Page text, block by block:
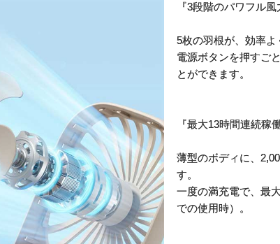
『3段階のパワフル風
5枚の羽根が、効率よ
電源ボタンを押すご
とができます。
『最大13時間連続稼働
薄型のボディに、
す。
一度の満充電で、最
での使用時）。